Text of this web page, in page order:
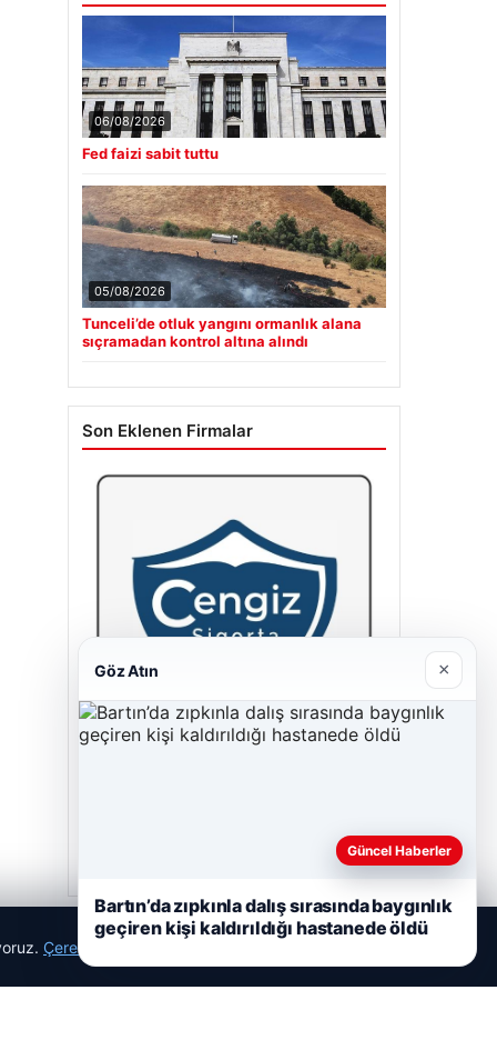
06/08/2026
Fed faizi sabit tuttu
05/08/2026
Tunceli’de otluk yangını ormanlık alana
sıçramadan kontrol altına alındı
Son Eklenen Firmalar
Çerez Politikamız
Göz Atın ×
Güncel Haberler
Bartın’da zıpkınla dalış sırasında baygınlık
geçiren kişi kaldırıldığı hastanede öldü